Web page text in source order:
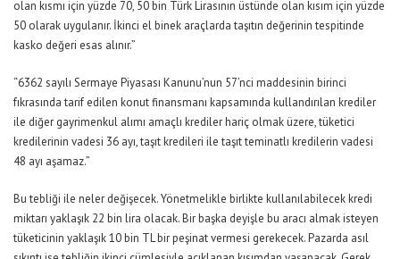
olan kısmı için yüzde 70, 50 bin Türk Lirasının üstünde olan kısım için yüzde
50 olarak uygulanır. İkinci el binek araçlarda taşıtın değerinin tespitinde
kasko değeri esas alınır.”
“6362 sayılı Sermaye Piyasası Kanunu’nun 57’nci maddesinin birinci
fıkrasında tarif edilen konut finansmanı kapsamında kullandırılan krediler
ile diğer gayrimenkul alımı amaçlı krediler hariç olmak üzere, tüketici
kredilerinin vadesi 36 ayı, taşıt kredileri ile taşıt teminatlı kredilerin vadesi
48 ayı aşamaz.”
Bu tebliği ile neler değişecek. Yönetmelikle birlikte kullanılabilecek kredi
miktarı yaklaşık 22 bin lira olacak. Bir başka deyişle bu aracı almak isteyen
tüketicinin yaklaşık 10 bin TL bir peşinat vermesi gerekecek. Pazarda asıl